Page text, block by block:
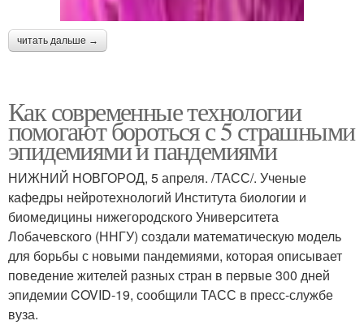
читать дальше →
Как современные технологии
помогают бороться с 5 страшными
эпидемиями и пандемиями
НИЖНИЙ НОВГОРОД, 5 апреля. /ТАСС/. Ученые
кафедры нейротехнологий Института биологии и
биомедицины нижегородского Университета
Лобачевского (ННГУ) создали математическую модель
для борьбы с новыми пандемиями, которая описывает
поведение жителей разных стран в первые 300 дней
эпидемии COVID-19, сообщили ТАСС в пресс-службе
вуза.